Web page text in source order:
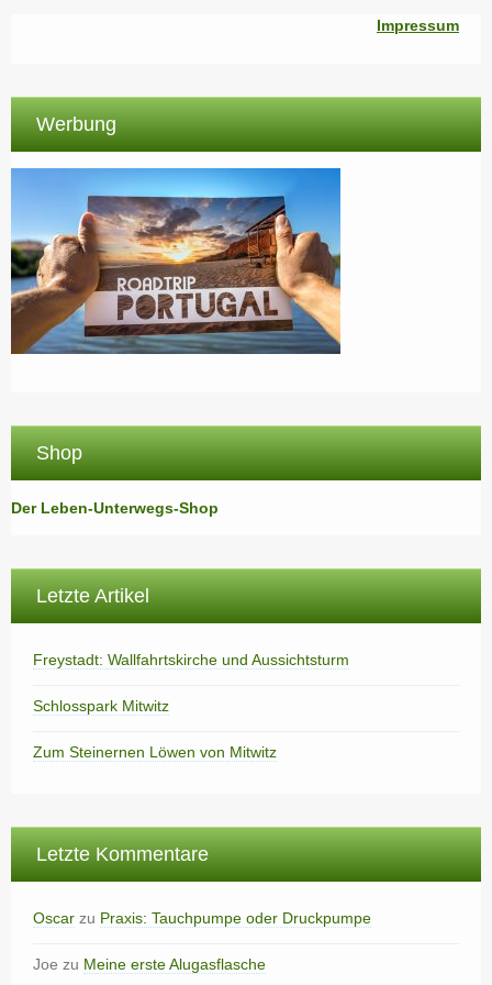
Impressum
Werbung
Shop
Der Leben-Unterwegs-Shop
Letzte Artikel
Freystadt: Wallfahrtskirche und Aussichtsturm
Schlosspark Mitwitz
Zum Steinernen Löwen von Mitwitz
Letzte Kommentare
Oscar zu Praxis: Tauchpumpe oder Druckpumpe
Joe zu Meine erste Alugasflasche